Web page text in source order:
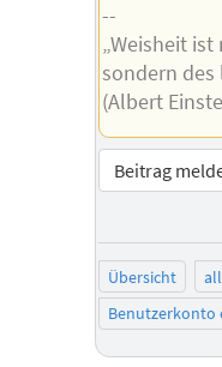
--
„Weisheit
sondern des
(Albert
Beitrag
Übersicht
Benutzerkonto